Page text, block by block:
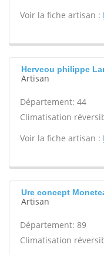
Voir la fiche artisan :
Herveou philippe
Artisan
Département: 44
Climatisation
Voir la fiche artisan :
Ure concept
Artisan
Département: 89
Climatisation